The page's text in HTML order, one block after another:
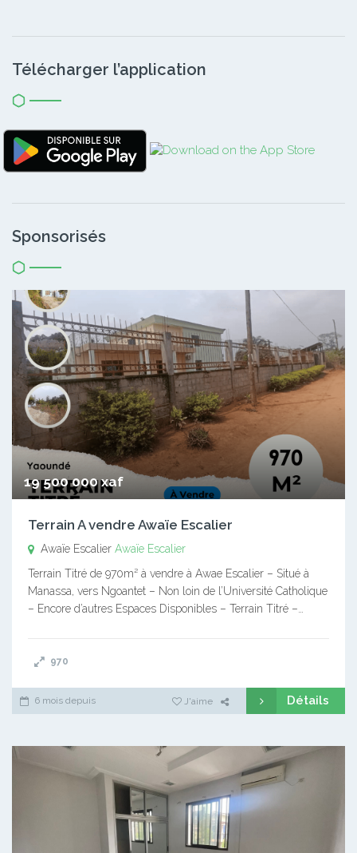
Télécharger l’application
Sponsorisés
19 500 000 xaf
Terrain A vendre Awaïe Escalier
Awaïe Escalier Awaïe Escalier
Terrain Titré de 970m² à vendre à Awae Escalier – Situé à
Manassa, vers Ngoantet – Non loin de l’Université Catholique
– Encore d’autres Espaces Disponibles – Terrain Titré –…
970
6 mois depuis J'aime Détails